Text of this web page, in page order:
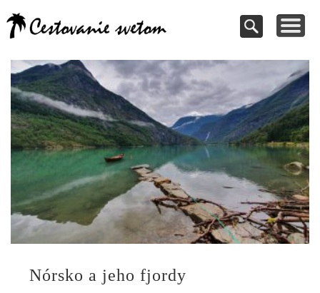
Cestovanie a
dovolenky
svetom
DOVOLENKY Cestujte s nami
VAŠE PRÍSPEVKY Inšpirujte sa
TIPY NA VÝLETY Kde vycestovať
NÁVODY Pomoc pri rezervácii
Nórsko a jeho fjordy